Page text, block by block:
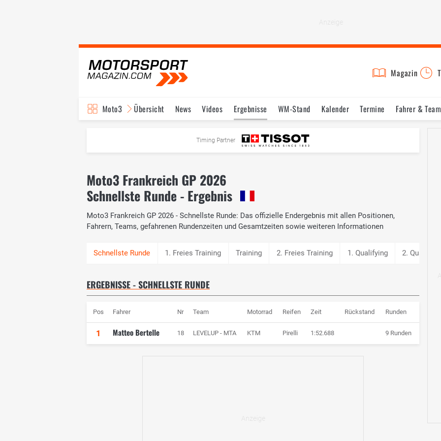
Magazin
Moto3 Übersicht News Videos Ergebnisse WM-Stand Kalender Termine Fahrer &
Timing Partner
Moto3 Frankreich GP 2026
Schnellste Runde - Ergebnis
Moto3 Frankreich GP 2026 - Schnellste Runde: Das offizielle Endergebnis mit allen Positionen,
Fahrern, Teams, gefahrenen Rundenzeiten und Gesamtzeiten sowie weiteren Informationen
1. Freies Training Training 2. Freies Training 1. Qualifying 2. Qualifying
ERGEBNISSE - SCHNELLSTE RUNDE
Pos Fahrer Nr Team Motorrad Reifen Zeit Rückstand Runden
1 Matteo Bertelle 18 LEVELUP - MTA KTM Pirelli 1:52.688 9 Runden